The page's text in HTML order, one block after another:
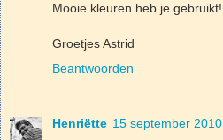
Mooie kleuren heb je gebruikt!
Groetjes Astrid
Beantwoorden
Henriëtte 15 september